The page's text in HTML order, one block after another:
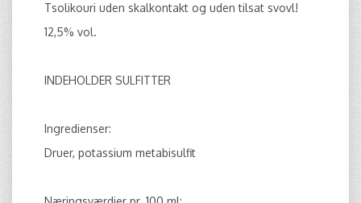
Tsolikouri uden skalkontakt og uden tilsat svovl!
12,5% vol.
INDEHOLDER SULFITTER
Ingredienser:
Druer, potassium metabisulfit